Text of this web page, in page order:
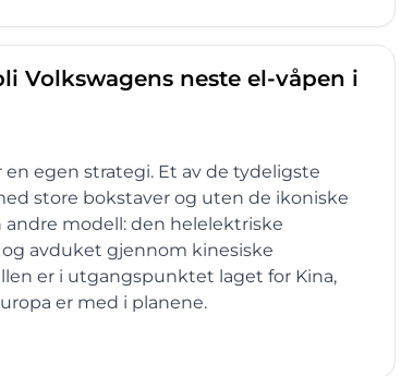
Volkswagens neste el-våpen i
egen strategi. Et av de tydeligste
store bokstaver og uten de ikoniske
andre modell: den helelektriske
avduket gjennom kinesiske
er i utgangspunktet laget for Kina,
er med i planene.